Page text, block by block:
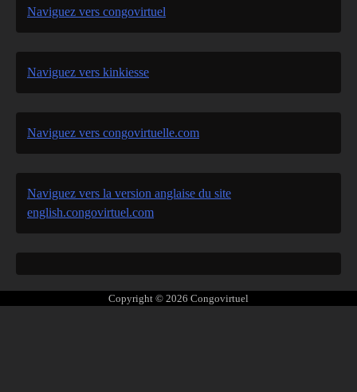
Naviguez vers congovirtuel
Naviguez vers kinkiesse
Naviguez vers congovirtuelle.com
Naviguez vers la version anglaise du site
english.congovirtuel.com
Copyright © 2026 Congovirtuel